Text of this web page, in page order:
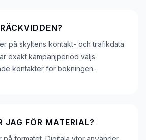
på skyltens kontakt- och trafikdata
exakt kampanjperiod väljs
kontakter för bokningen.
JAG FÖR MATERIAL?